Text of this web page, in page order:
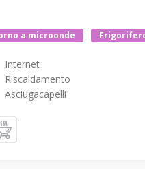
a microonde
Internet
Riscaldamento
Asciugacapelli